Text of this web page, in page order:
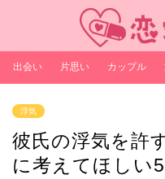
出会い 片思い カップル
浮気
彼氏の浮気を許
に考えてほしい